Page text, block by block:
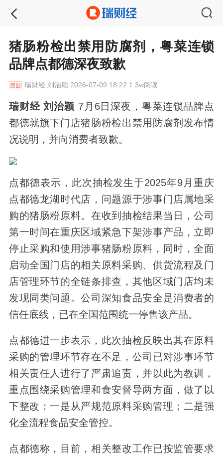
猪肠粉检出禁用防腐剂，粤菜连锁
品牌点都德深夜致歉
瑞财经刘治颖 2026-07-09 18:22 1.3w阅读
瑞财经 刘治颖 7月6日深夜，粤菜连锁品牌点
都德就旗下门店猪肠粉检出禁用防腐剂发布情
况说明，并向消费者致歉。
点都德表示，此次抽检发生于2025年9月重庆
点都德龙湖时代店，问题源于涉事门店属地采
购的猪肠粉原料。在收到抽检结果当日，公司
第一时间在重庆区域紧急下架涉事产品，立即
停止采购和使用涉事猪肠粉原料，同时，全面
启动全国门店的相关原料采购、供货流程及门
店管理环节的全链条排查，其他区域门店均未
发现同类问题。公司深知食品安全是消费者的
信任底线，已在全国范围统一停售该产品。
点都德进一步表示，此次抽检反映出其在原料
采购的管理环节存在不足，公司已对涉事环节
相关责任人进行了严肃追责，并以此为教训，
重点围绕采购管理和食安督导两方面，做了以
下整改：一是从严规范原料采购管理；二是强
化全流程食品安全管控。
点都德称，目前，相关整改工作已按监管要求